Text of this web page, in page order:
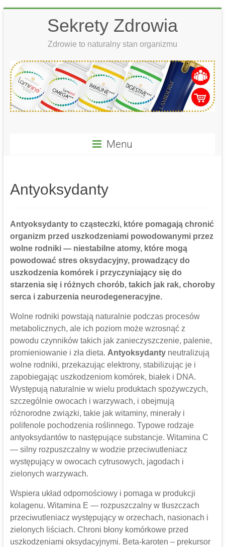
Sekrety Zdrowia
Zdrowie to naturalny stan organizmu
Menu
Antyoksydanty
Antyoksydantyto cząsteczki, które pomagają chronić
organizm przed uszkodzeniami powodowanymi przez
wolne rodniki — niestabilne atomy, które mogą
powodować stres oksydacyjny, prowadzący do
uszkodzenia komórek i przyczyniający się do
starzenia się i różnych chorób, takich jak rak, choroby
serca i zaburzenia neurodegeneracyjne.
Wolne rodniki powstają naturalnie podczas procesów
metabolicznych, ale ich poziom może wzrosnąć z
powodu czynników takich jak zanieczyszczenie, palenie,
promieniowanie i zła dieta. Antyoksydantyneutralizują
wolne rodniki, przekazując elektrony, stabilizując je i
zapobiegając uszkodzeniom komórek, białek i DNA.
Występują naturalnie w wielu produktach spożywczych,
szczególnie owocach i warzywach, i obejmują
różnorodne związki, takie jak witaminy, minerały i
polifenole pochodzenia roślinnego. Typowe rodzaje
antyoksydantów to następujące substancje. Witamina C
— silny rozpuszczalny w wodzie przeciwutleniacz
występujący w owocach cytrusowych, jagodach i
zielonych warzywach.
Wspiera układ odpornościowy i pomaga w produkcji
kolagenu. Witamina E — rozpuszczalny w tłuszczach
przeciwutleniacz występujący w orzechach, nasionach i
zielonych liściach. Chroni błony komórkowe przed
uszkodzeniami oksydacyjnymi. Beta-karoten – prekursor